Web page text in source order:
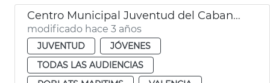
Centro Municipal Juventud del Cabanyal
modificado hace 3 años
JUVENTUD
JÓVENES
TODAS LAS AUDIENCIAS